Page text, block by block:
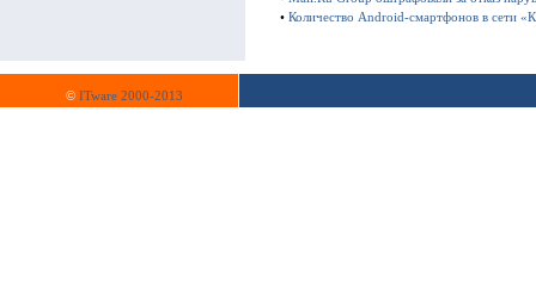
• Количество Android-смартфонов в сети
© ITware 2000-2013